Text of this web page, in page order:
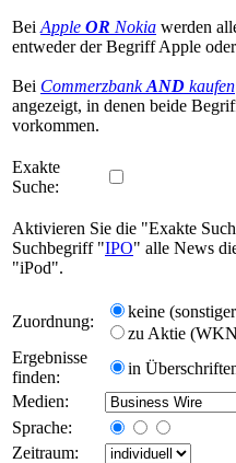
Bei Apple OR Nokia werden
entweder der Begriff Apple
Bei CommerzbankAND kaufen
angezeigt, in denen beide
vorkommen.
Exakte
Suche:
Aktivieren Sie die "Exakte
Suchbegriff "IPO" alle News
"iPod".
Zuordnung:
keine
zu Aktie
Ergebnisse
finden:
in
Medien:
Sprache:
Zeitraum: